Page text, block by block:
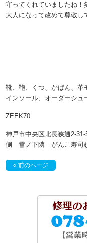
守ってくれていましたね！
大人になって改めて尊敬し
靴、鞄、くつ、かばん、
インソール、オーダーシ
ZEEK70
神戸市中央区北長狭通2-
側 雪ノ下隣 がんこ寿司
« 前のページ